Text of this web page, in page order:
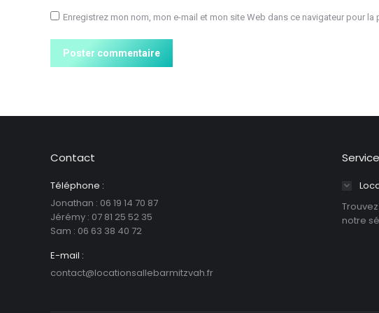
Enregistrez mon nom, mon e-mail et mon site Web dans ce navigateur pour la
Poster commentaire
Contact
Téléphone :
Jonathan : 06 19 14 70 87
Jérémy : 07 81 25 52 35
Sam : ‪06 63 38 40 72‬
E-mail :
contact@locationsallebarmitzvah.fr
notre